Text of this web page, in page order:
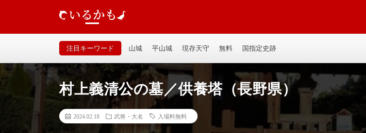
るいサイトなので気軽に見てください。
注目キーワード 山城 平山城 現存天守 無料 国指定史跡
村上義清公の墓／供養塔（長野県）
2024.02.18 武将・大名 入場料無料